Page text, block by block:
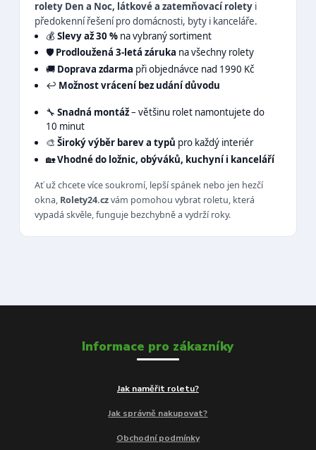
rolety Den a Noc, látkové a zatemňovací rolety i
předokenní řešení pro domácnosti, byty i kanceláře.
💰 Slevy až 30 %na vybraný sortiment
🛡️ Prodloužená 3-letá záruka na všechny rolety
🚚 Doprava zdarma při objednávce nad 1990 Kč
↩️ Možnost vrácení bez udání důvodu
🔧 Snadná montáž– většinu rolet namontujete do
10 minut
🎨 Široký výběr barev a typů pro každý interiér
🏡Vhodné do ložnic, obýváků, kuchyní i kanceláří
Ať už chcete více soukromí, lepší spánek nebo jen hezčí
okna, Rolety24.czvám pomohou vybrat roletu, která
vypadá skvěle, funguje bezchybně a vydrží roky.
Informace pro zákazníky
Jak naměřit roletu?
Jak správně nakupovat?
Obchodní podmínky